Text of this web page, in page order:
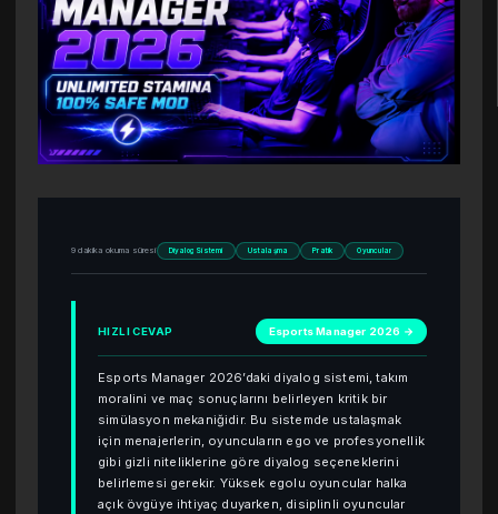
9 dakika okuma süresi Diyalog Sistemi Ustalaşma Pratik Oyuncular
HIZLI CEVAP Esports Manager 2026 →
Esports Manager 2026’daki diyalog sistemi, takım
moralini ve maç sonuçlarını belirleyen kritik bir
simülasyon mekaniğidir. Bu sistemde ustalaşmak
için menajerlerin, oyuncuların ego ve profesyonellik
gibi gizli niteliklerine göre diyalog seçeneklerini
belirlemesi gerekir. Yüksek egolu oyuncular halka
açık övgüye ihtiyaç duyarken, disiplinli oyuncular